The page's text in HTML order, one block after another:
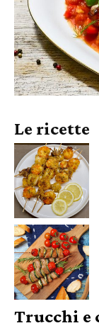
Le ricette
Trucchi e